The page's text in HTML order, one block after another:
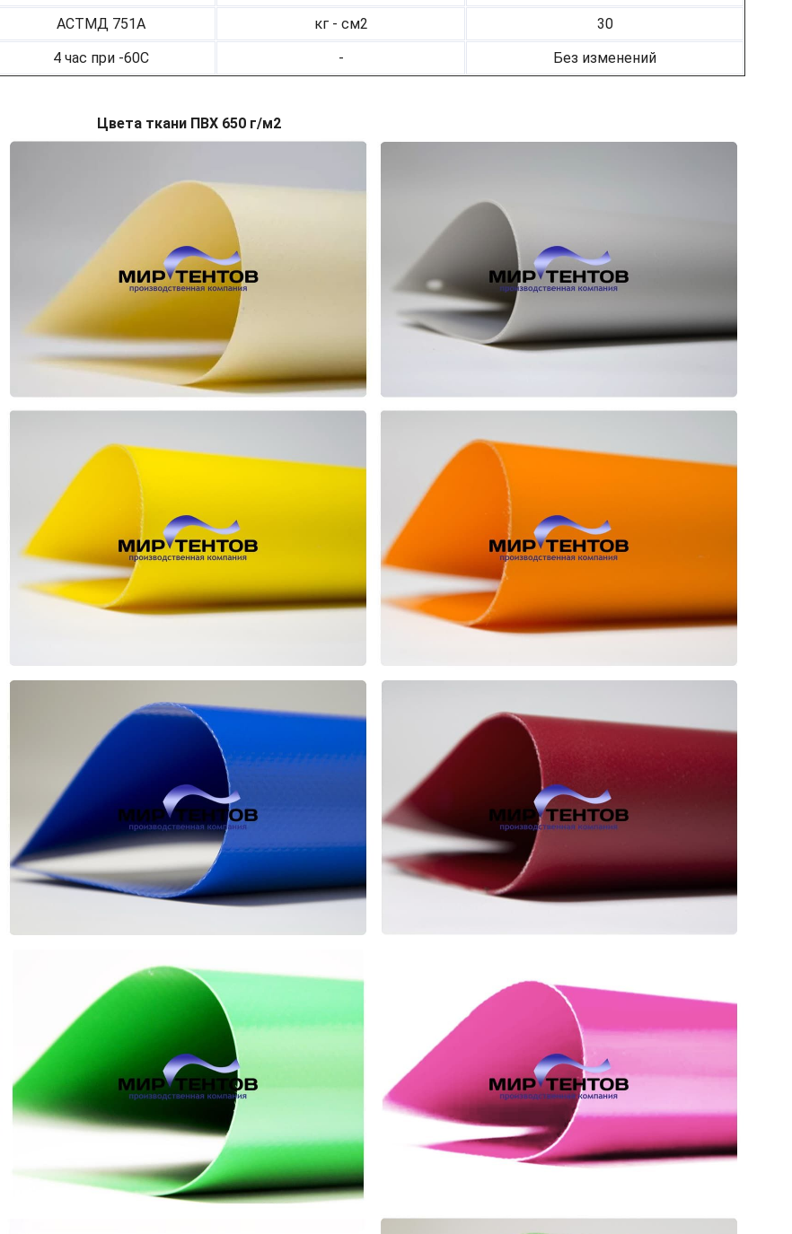
АСТМД 751А кг - см2
30
4 час при -60С - Без изменений
Цвета ткани ПВХ 650 г/м2